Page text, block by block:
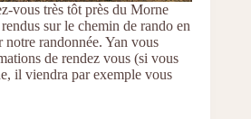
vous très tôt près du Morne
sur le chemin de rando en
randonnée. Yan vous
de rendez vous (si vous
il viendra par exemple vous